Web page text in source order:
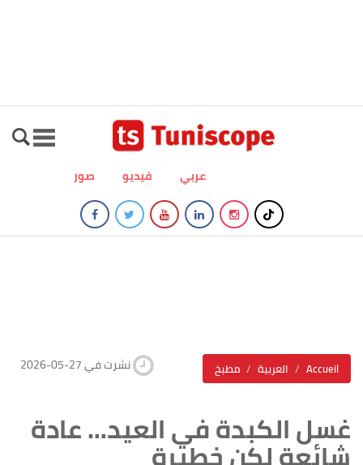
صور فيديو عربي
مطبخ العربية Accueil 2026-05-27 نشرت في
غسل الكبدة في العيد… عادة